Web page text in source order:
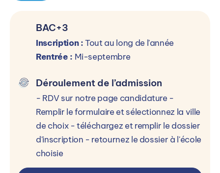
BAC+3
Inscription :Tout au long de l'année
Rentrée : Mi-septembre
Déroulement de l’admission
- RDV sur notre page candidature -
Remplir le formulaire et sélectionnez la ville
de choix - téléchargez et remplir le dossier
d'inscription - retournez le dossier à l'école
choisie